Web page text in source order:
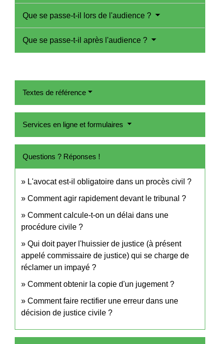
Que se passe-t-il lors de l'audience ?
Que se passe-t-il après l'audience ?
Textes de référence
Services en ligne et formulaires
Questions ? Réponses !
L'avocat est-il obligatoire dans un procès civil ?
Comment agir rapidement devant le tribunal ?
Comment calcule-t-on un délai dans une
procédure civile ?
Qui doit payer l'huissier de justice (à présent
appelé commissaire de justice) qui se charge de
réclamer un impayé ?
Comment obtenir la copie d'un jugement ?
Comment faire rectifier une erreur dans une
décision de justice civile ?